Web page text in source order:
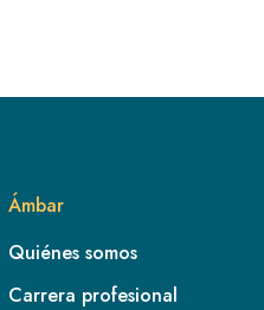
Ámbar
Quiénes somos
Carrera profesional